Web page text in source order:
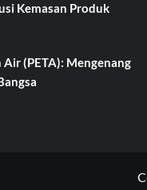
Kemasan Produk
(PETA): Mengenang